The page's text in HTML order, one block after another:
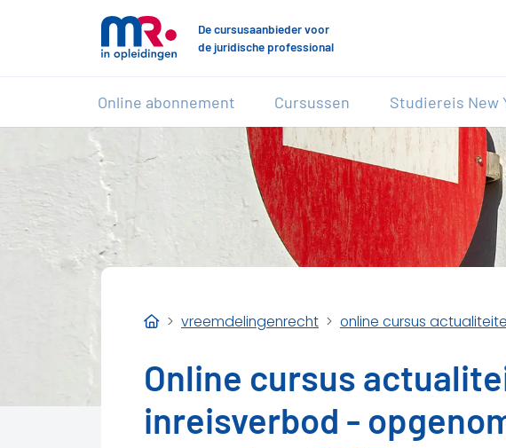
De cursusaanbieder voor
de juridische professional
Online abonnement Cursussen Studiereis New
vreemdelingenrecht online cursus
Online cursus
inreisverbod -